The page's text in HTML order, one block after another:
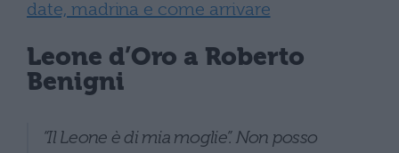
date, madrina e come arrivare
Leone d’Oro a Roberto
Benigni
“Il Leone è di mia moglie”. Non posso